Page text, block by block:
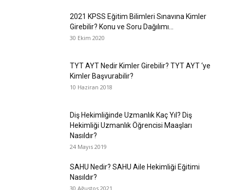
2021 KPSS Eğitim Bilimleri Sınavına Kimler
Girebilir? Konu ve Soru Dağılımı...
30 Ekim 2020
TYT AYT Nedir Kimler Girebilir? TYT AYT ‘ye
Kimler Başvurabilir?
10 Haziran 2018
Diş Hekimliğinde Uzmanlık Kaç Yıl? Diş
Hekimliği Uzmanlık Öğrencisi Maaşları
Nasıldır?
24 Mayıs 2019
SAHU Nedir? SAHU Aile Hekimliği Eğitimi
Nasıldır?
30 Ağustos 2021